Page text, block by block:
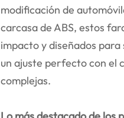
modificación de
carcasa de ABS, estos
impacto y diseñados
un ajuste perfecto con el
complejas.